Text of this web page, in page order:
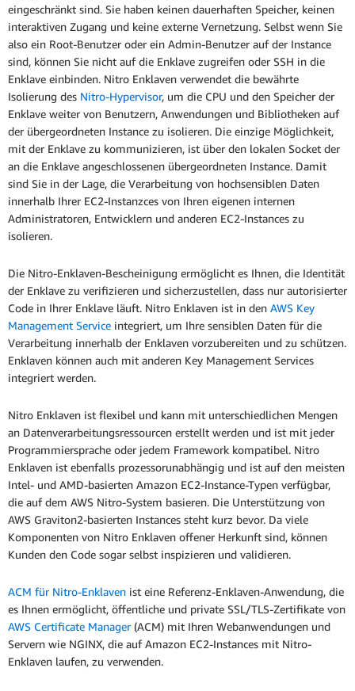
eingeschränkt sind. Sie haben keinen dauerhaften Speicher, keinen
interaktiven Zugang und keine externe Vernetzung. Selbst wenn Sie
also ein Root-Benutzer oder ein Admin-Benutzer auf der Instance
sind, können Sie nicht auf die Enklave zugreifen oder SSH in die
Enklave einbinden. Nitro Enklaven verwendet die bewährte
Isolierung des Nitro-Hypervisor, um die CPU und den Speicher der
Enklave weiter von Benutzern, Anwendungen und Bibliotheken auf
der übergeordneten Instance zu isolieren. Die einzige Möglichkeit,
mit der Enklave zu kommunizieren, ist über den lokalen Socket der
an die Enklave angeschlossenen übergeordneten Instance. Damit
sind Sie in der Lage, die Verarbeitung von hochsensiblen Daten
innerhalb Ihrer EC2-Instanzces von Ihren eigenen internen
Administratoren, Entwicklern und anderen EC2-Instances zu
isolieren.
Die Nitro-Enklaven-Bescheinigung ermöglicht es Ihnen, die Identität
der Enklave zu verifizieren und sicherzustellen, dass nur autorisierter
Code in Ihrer Enklave läuft. Nitro Enklaven ist in den AWS Key
Management Service integriert, um Ihre sensiblen Daten für die
Verarbeitung innerhalb der Enklaven vorzubereiten und zu schützen.
Enklaven können auch mit anderen Key Management Services
integriert werden.
Nitro Enklaven ist flexibel und kann mit unterschiedlichen Mengen
an Datenverarbeitungsressourcen erstellt werden und ist mit jeder
Programmiersprache oder jedem Framework kompatibel. Nitro
Enklaven ist ebenfalls prozessorunabhängig und ist auf den meisten
Intel- und AMD-basierten Amazon EC2-Instance-Typen verfügbar,
die auf dem AWS Nitro-System basieren. Die Unterstützung von
AWS Graviton2-basierten Instances steht kurz bevor. Da viele
Komponenten von Nitro Enklaven offener Herkunft sind, können
Kunden den Code sogar selbst inspizieren und validieren.
ACM für Nitro-Enklaven ist eine Referenz-Enklaven-Anwendung, die
es Ihnen ermöglicht, öffentliche und private SSL/TLS-Zertifikate von
AWS Certificate Manager(ACM) mit Ihren Webanwendungen und
Servern wie NGINX, die auf Amazon EC2-Instances mit Nitro-
Enklaven laufen, zu verwenden.